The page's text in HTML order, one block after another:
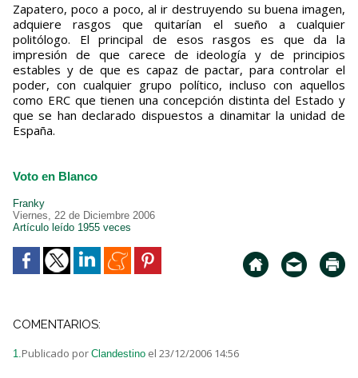
Zapatero, poco a poco, al ir destruyendo su buena imagen,
adquiere rasgos que quitarían el sueño a cualquier
politólogo. El principal de esos rasgos es que da la
impresión de que carece de ideología y de principios
estables y de que es capaz de pactar, para controlar el
poder, con cualquier grupo político, incluso con aquellos
como ERC que tienen una concepción distinta del Estado y
que se han declarado dispuestos a dinamitar la unidad de
España.
Voto en Blanco
Franky
Viernes, 22 de Diciembre 2006
Artículo leído 1955 veces
COMENTARIOS:
1.Publicado por Clandestino el 23/12/2006 14:56